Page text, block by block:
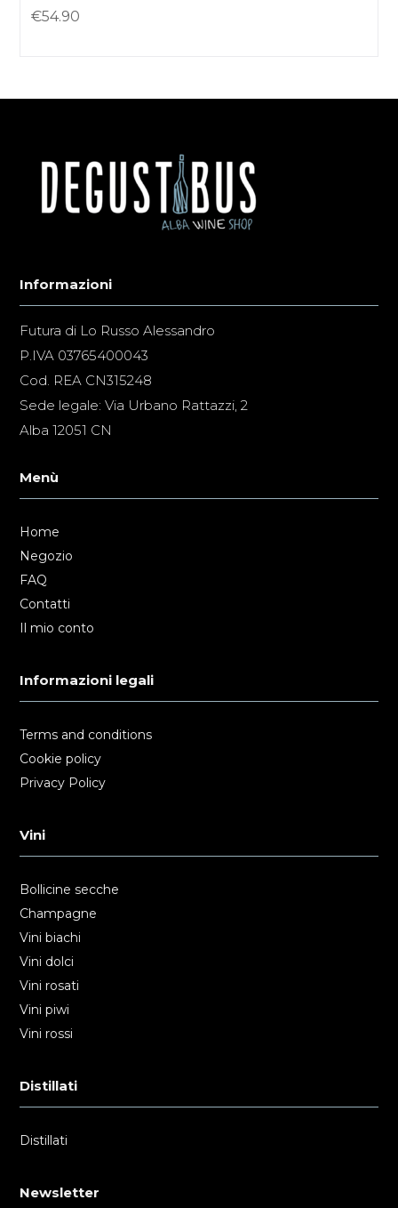
€54.90
Informazioni
Futura di Lo Russo Alessandro
P.IVA 03765400043
Cod. REA CN315248
Sede legale: Via Urbano Rattazzi, 2
Alba 12051 CN
Menù
Home
Negozio
FAQ
Contatti
Il mio conto
Informazioni legali
Terms and conditions
Cookie policy
Privacy Policy
Vini
Bollicine secche
Champagne
Vini biachi
Vini dolci
Vini rosati
Vini piwi
Vini rossi
Distillati
Distillati
Newsletter